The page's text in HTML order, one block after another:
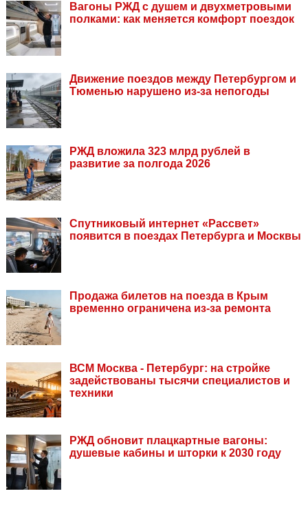
Вагоны РЖД с душем и двухметровыми
полками: как меняется комфорт поездок
Движение поездов между Петербургом и
Тюменью нарушено из-за непогоды
РЖД вложила 323 млрд рублей в
развитие за полгода 2026
Спутниковый интернет «Рассвет»
появится в поездах Петербурга и Москвы
Продажа билетов на поезда в Крым
временно ограничена из-за ремонта
ВСМ Москва - Петербург: на стройке
задействованы тысячи специалистов и
техники
РЖД обновит плацкартные вагоны:
душевые кабины и шторки к 2030 году